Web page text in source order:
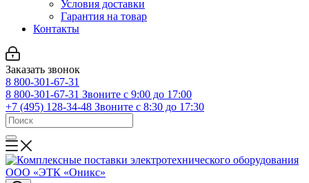
Условия доставки
Гарантия на товар
Контакты
Заказать звонок
8 800-301-67-31
8 800-301-67-31 Звоните с 9:00 до 17:00
+7 (495) 128-34-48 Звоните с 8:30 до 17:30